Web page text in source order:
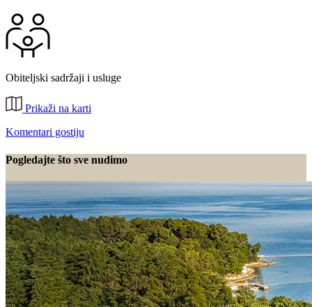
Obiteljski sadržaji i usluge
Prikaži na karti
Komentari gostiju
Pogledajte što sve nudimo